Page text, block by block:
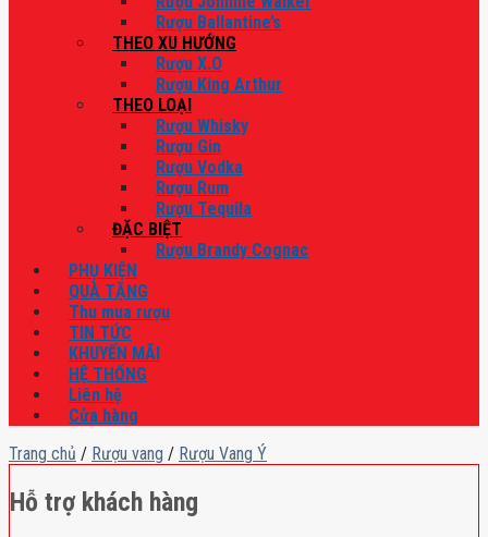
Rượu Ballantine’s
THEO XU HƯỚNG
Rượu X.O
Rượu King Arthur
THEO LOẠI
Rượu Whisky
Rượu Gin
Rượu Vodka
Rượu Rum
Rượu Tequila
ĐẶC BIỆT
Rượu Brandy Cognac
PHỤ KIỆN
QUÀ TẶNG
Thu mua rượu
TIN TỨC
KHUYẾN MÃI
HỆ THỐNG
Liên hệ
Cửa hàng
Trang chủ / Rượu vang / Rượu Vang Ý
Hỗ trợ khách hàng